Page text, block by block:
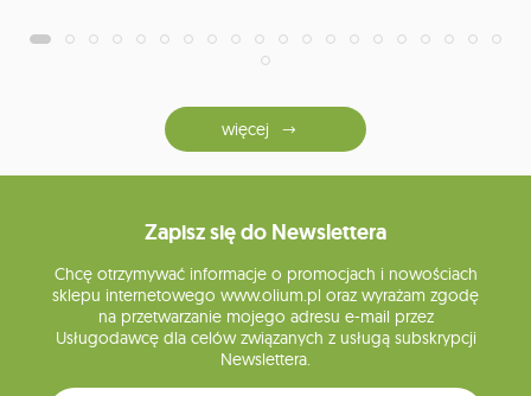
więcej
Zapisz się do Newslettera
Chcę otrzymywać informacje o promocjach i nowościach
sklepu internetowego www.olium.pl oraz wyrażam zgodę
na przetwarzanie mojego adresu e-mail przez
Usługodawcę dla celów związanych z usługą subskrypcji
Newslettera.